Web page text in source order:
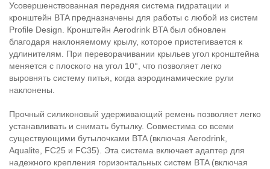
Усовершенствованная передняя система гидратации и
кронштейн BTA предназначены для работы с любой из систем
Profile Design. Кронштейн Aerodrink BTA был обновлен
благодаря наклоняемому крылу, которое пристегивается к
удлинителям. При переворачивании крыльев угол кронштейна
меняется с плоского на угол 10°, что позволяет легко
выровнять систему питья, когда аэродинамические рули
наклонены.
Прочный силиконовый удерживающий ремень позволяет легко
устанавливать и снимать бутылку. Совместима со всеми
существующими бутылочками BTA (включая Aerodrink,
Aqualite, FC25 и FC35). Эта система включает адаптер для
надежного крепления горизонтальных систем BTA (включая